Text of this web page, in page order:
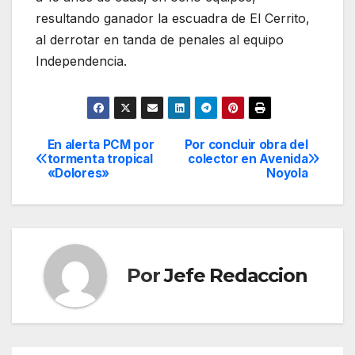
resultando ganador la escuadra de El Cerrito,
al derrotar en tanda de penales al equipo
Independencia.
Navegación
de
Por concluir obra del
colector en Avenida
Noyola
En alerta PCM por
tormenta tropical
«Dolores»
PorJefe Redaccion